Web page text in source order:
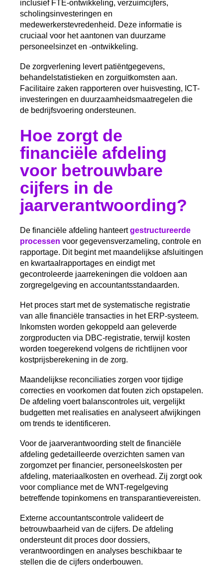
inclusief FTE-ontwikkeling, verzuimcijfers,
scholingsinvesteringen en
medewerkerstevredenheid. Deze informatie is
cruciaal voor het aantonen van duurzame
personeelsinzet en -ontwikkeling.
De zorgverlening levert patiëntgegevens,
behandelstatistieken en zorguitkomsten aan.
Facilitaire zaken rapporteren over huisvesting, ICT-
investeringen en duurzaamheidsmaatregelen die
de bedrijfsvoering ondersteunen.
Hoe zorgt de
financiële afdeling
voor betrouwbare
cijfers in de
jaarverantwoording?
De financiële afdeling hanteertgestructureerde
processen voor gegevensverzameling, controle en
rapportage. Dit begint met maandelijkse afsluitingen
en kwartaalrapportages en eindigt met
gecontroleerde jaarrekeningen die voldoen aan
zorgregelgeving en accountantsstandaarden.
Het proces start met de systematische registratie
van alle financiële transacties in het ERP-systeem.
Inkomsten worden gekoppeld aan geleverde
zorgproducten via DBC-registratie, terwijl kosten
worden toegerekend volgens de richtlijnen voor
kostprijsberekening in de zorg.
Maandelijkse reconciliaties zorgen voor tijdige
correcties en voorkomen dat fouten zich opstapelen.
De afdeling voert balanscontroles uit, vergelijkt
budgetten met realisaties en analyseert afwijkingen
om trends te identificeren.
Voor de jaarverantwoording stelt de financiële
afdeling gedetailleerde overzichten samen van
zorgomzet per financier, personeelskosten per
afdeling, materiaalkosten en overhead. Zij zorgt ook
voor compliance met de WNT-regelgeving
betreffende topinkomens en transparantievereisten.
Externe accountantscontrole valideert de
betrouwbaarheid van de cijfers. De afdeling
ondersteunt dit proces door dossiers,
verantwoordingen en analyses beschikbaar te
stellen die de cijfers onderbouwen.